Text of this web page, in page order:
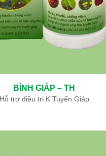
BÌNH GIÁP – TH
Hỗ trợ điều trị K Tuyến Giáp